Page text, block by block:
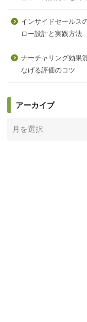
インサイドセールス
ロー設計と実践方法
ナーチャリング効果
なげる評価のコツ
アーカイブ